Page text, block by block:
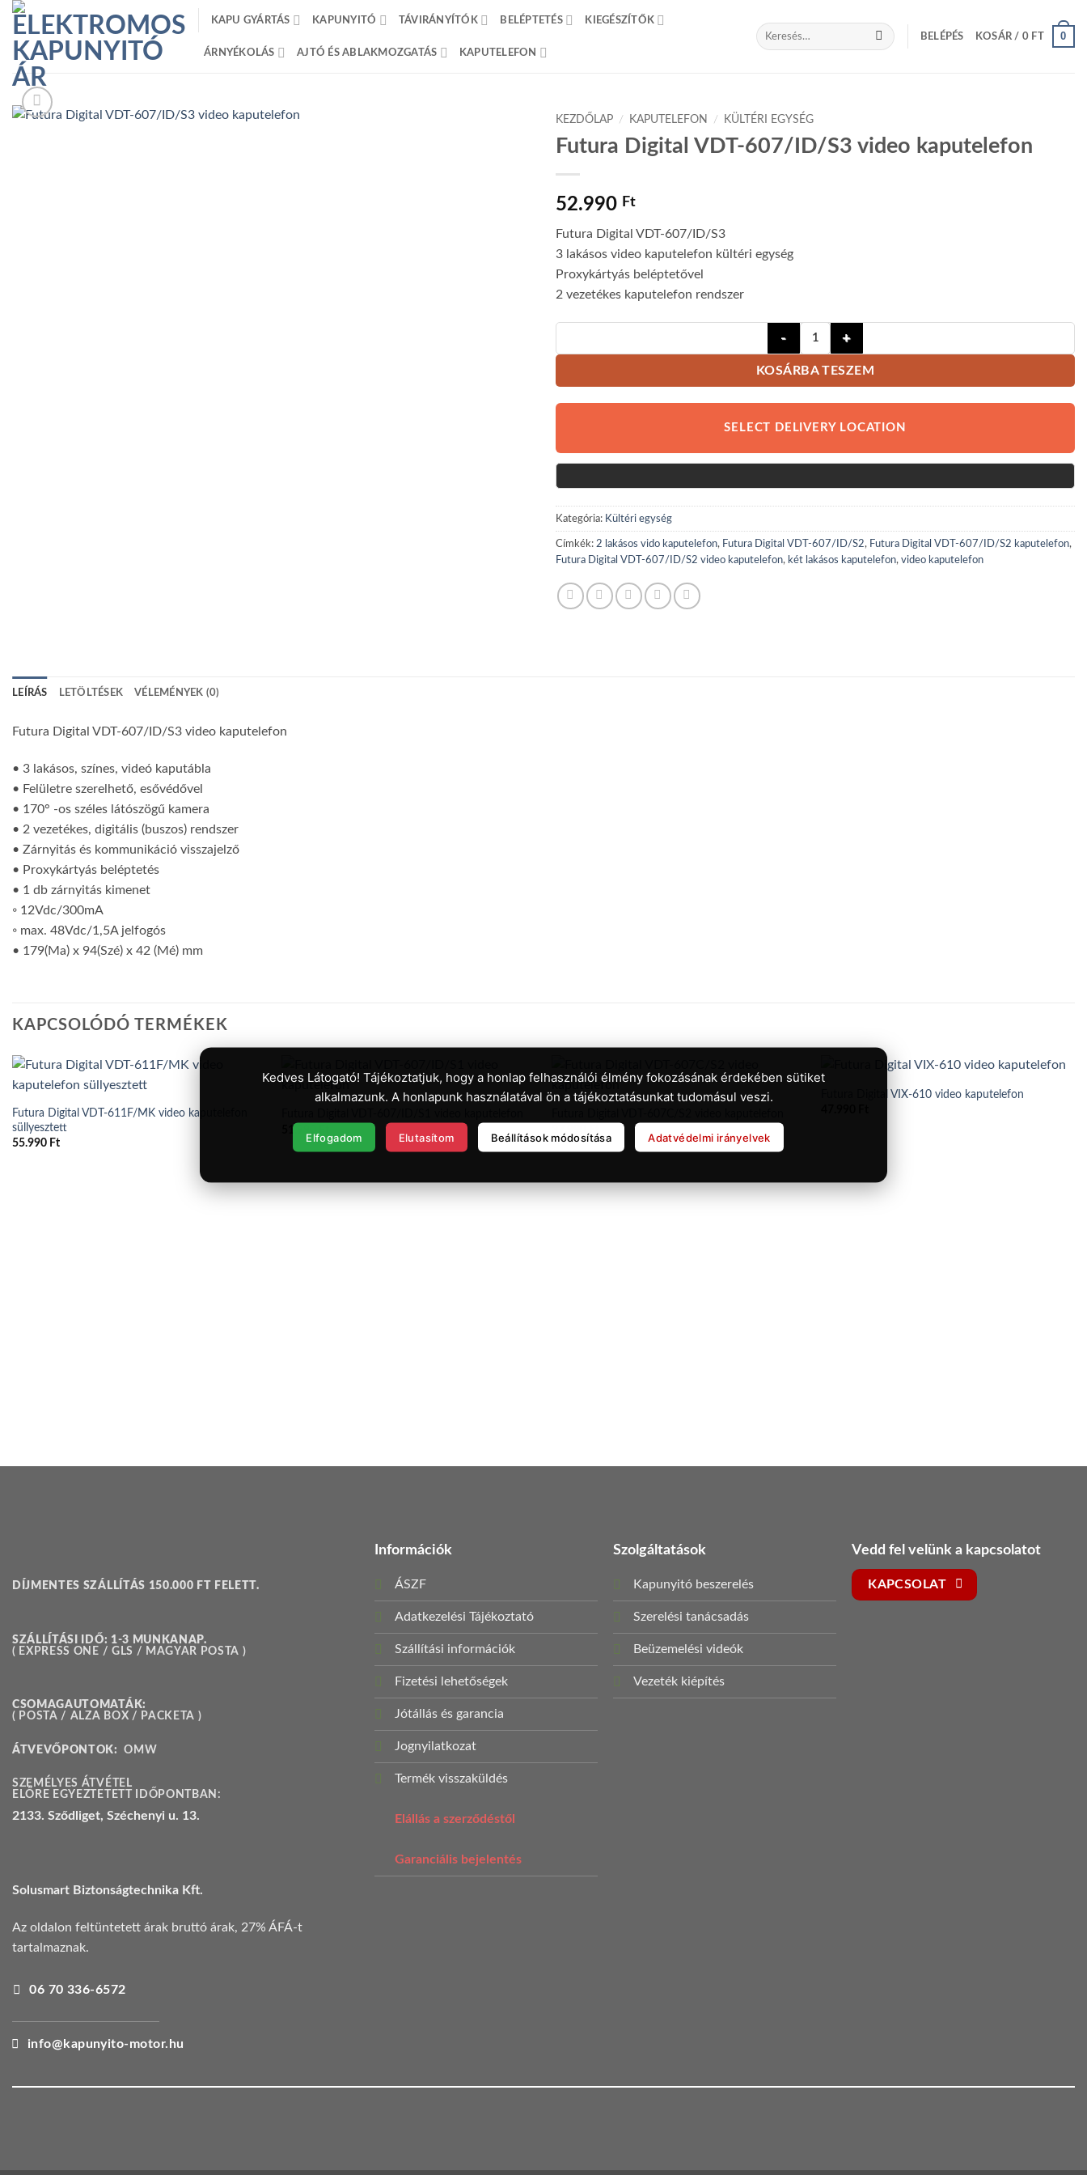
Skip
content
KAPU GYÁRTÁS KAPUNYITÓ TÁVIRÁNYÍTÓK BELÉPTETÉS KIEGÉSZÍTŐK
ÁRNYÉKOLÁS AJTÓ ÉS ABLAKMOZGATÁS KAPUTELEFON
Keresés
a
BELÉPÉS KOSÁR / 0 FT 0
KEZDŐLAP / KAPUTELEFON / KÜLTÉRI EGYSÉG
Futura Digital VDT-607/ID/S3 video kaputelefon
52.990 Ft
Futura Digital VDT-607/ID/S3
3 lakásos video kaputelefon kültéri egység
Proxykártyás beléptetővel
2 vezetékes kaputelefon rendszer
Futura Digital VDT-607/ID/S3 video kaputelefon
KOSÁRBA TESZEM
SELECT DELIVERY LOCATION
Kategória: Kültéri egység
Címkék: 2 lakásos vido kaputelefon, Futura Digital VDT-607/ID/S2, Futura Digital VDT-607/ID/S2 kaputelefon,
Futura Digital VDT-607/ID/S2 video kaputelefon, két lakásos kaputelefon, video kaputelefon
LEÍRÁS LETÖLTÉSEK VÉLEMÉNYEK (0)
Futura Digital VDT-607/ID/S3 video kaputelefon
• 3 lakásos, színes, videó kaputábla
• Felületre szerelhető, esővédővel
• 170° -os széles látószögű kamera
• 2 vezetékes, digitális (buszos) rendszer
• Zárnyitás és kommunikáció visszajelző
• Proxykártyás beléptetés
• 1 db zárnyitás kimenet
◦ 12Vdc/300mA
◦ max. 48Vdc/1,5A jelfogós
• 179(Ma) x 94(Szé) x 42 (Mé) mm
KAPCSOLÓDÓ TERMÉKEK
Futura Digital VDT-611F/MK video kaputelefon
süllyesztett
55.990 Ft
51.990
Futura Digital VIX-610 video kaputelefon
DÍJMENTES SZÁLLÍTÁS 150.000 FT FELETT.
SZÁLLÍTÁSI IDŐ: 1-3 MUNKANAP.
( EXPRESS ONE / GLS / MAGYAR POSTA )
CSOMAGAUTOMATÁK:
( POSTA / ALZA BOX / PACKETA )
ÁTVEVŐPONTOK:OMW
SZEMÉLYES ÁTVÉTEL
ELŐRE EGYEZTETETT IDŐPONTBAN:
2133. Sződliget, Széchenyi u. 13.
Solusmart Biztonságtechnika Kft.
Az oldalon feltüntetett árak bruttó árak, 27% ÁFÁ-t
tartalmaznak.
06 70 336-6572
info@kapunyito-motor.hu
Információk
ÁSZF
Adatkezelési Tájékoztató
Szállítási információk
Fizetési lehetőségek
Jótállás és garancia
Jognyilatkozat
Termék visszaküldés
Elállás a szerződéstől
Garanciális bejelentés
Szolgáltatások
Kapunyitó beszerelés
Szerelési tanácsadás
Beüzemelési videók
Vezeték kiépítés
Vedd fel velünk a kapcsolatot
KAPCSOLAT
Kedves Látogató! Tájékoztatjuk, hogy a honlap felhasználói élmény fokozásának érdekében sütiket
alkalmazunk. A honlapunk használatával ön a tájékoztatásunkat tudomásul veszi.
Elfogadom Elutasítom Beállítások módosítása Adatvédelmi irányelvek